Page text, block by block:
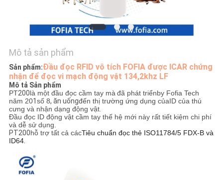
SƠ
ĐỒ
TRANG
WEB
PRIVACY
POLICY
Mô tả sản phẩm
Sản phẩm:Đầu đọc RFID vô tích FOFIA được ICAR chứng
nhận để đọc vi mạch động vật 134,2khz LF
Mô tả Sản phẩm
PT200là một đầu đọc cầm tay màđã phát triểnby Fofia Tech
năm 201số 8, ăn uốngđến thị trường ứng dụng củaID của thú
cưng và nhận dạng động vật.
Đầu đọc ID động vật cầm tay thế hệ mới này rất tiết kiệm chi phí
và dễ sử dụng.
PT200hỗ trợ tất cả cácTiêu chuẩn đọc thẻ ISO11784/5 FDX-B và
ID64.